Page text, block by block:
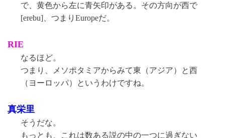
で、黄色から左に青矢印がある。その方向が西で
[erebu]、つまりEuropeだ。
RIE
なるほど。
つまり、メソポタミアからみて東（アジア）と西
（ヨーロッパ）というわけですね。
真栄里
そうだな。
もっとも、これは数ある説の中の一つに過ぎない